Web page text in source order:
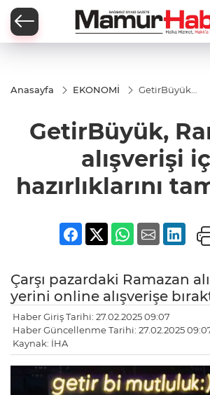
Anasayfa EKONOMİ
GetirBüyük,
hazırlıklarını
tamamladı
GetirBüyük,
alışverişi
hazırlıklarını
Çarşı pazardaki Ramazan
yerini online alışverişe
Haber Giriş Tarihi: 27.02.2025 09:07
Haber Güncellenme Tarihi: 27.02.2025
Kaynak: İHA